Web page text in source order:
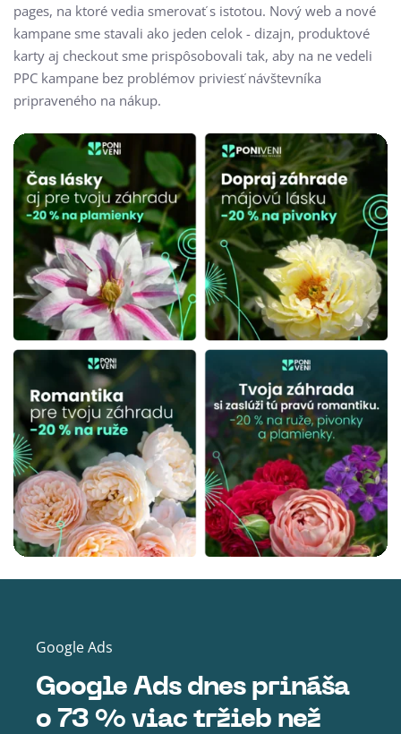
pages, na ktoré vedia smerovať s istotou. Nový web a nové
kampane sme stavali ako jeden celok - dizajn, produktové
karty aj checkout sme prispôsobovali tak, aby na ne vedeli
PPC kampane bez problémov priviesť návštevníka
pripraveného na nákup.
Google Ads
Google Ads dnes prináša
o 73 % viac tržieb než